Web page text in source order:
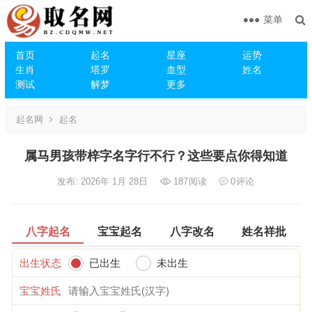
首页 起名 星座
运势
生肖
塔罗 血型
姓名
测试
解梦 更多
菜单
起名网 起名
属马男孩带梓字名字行不行？这些要点你得知道
发布: 2026年 1月 28日 187阅读 0评论
八字起名 宝宝起名 八字改名 姓名祥批
出生状态 已出生 未出生
宝宝姓氏